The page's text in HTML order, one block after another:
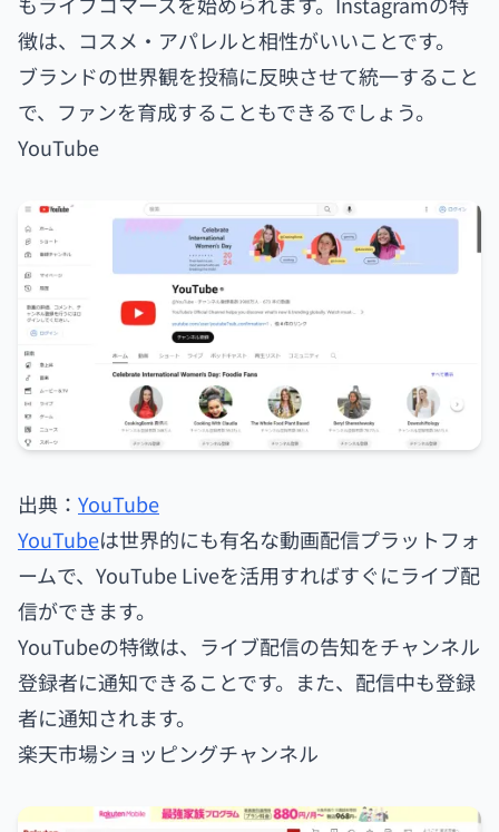
徴は、コスメ・アパレルと相性がいいことです。
ブランドの世界観を投稿に反映させて統一すること
で、ファンを育成することもできるでしょう。
YouTube
出典： YouTube
YouTubeは世界的にも有名な動画配信プラットフォ
ームで、YouTube Liveを活用すればすぐにライブ配
信ができます。
YouTubeの特徴は、ライブ配信の告知をチャンネル
登録者に通知できることです。また、配信中も登録
者に通知されます。
楽天市場ショッピングチャンネル